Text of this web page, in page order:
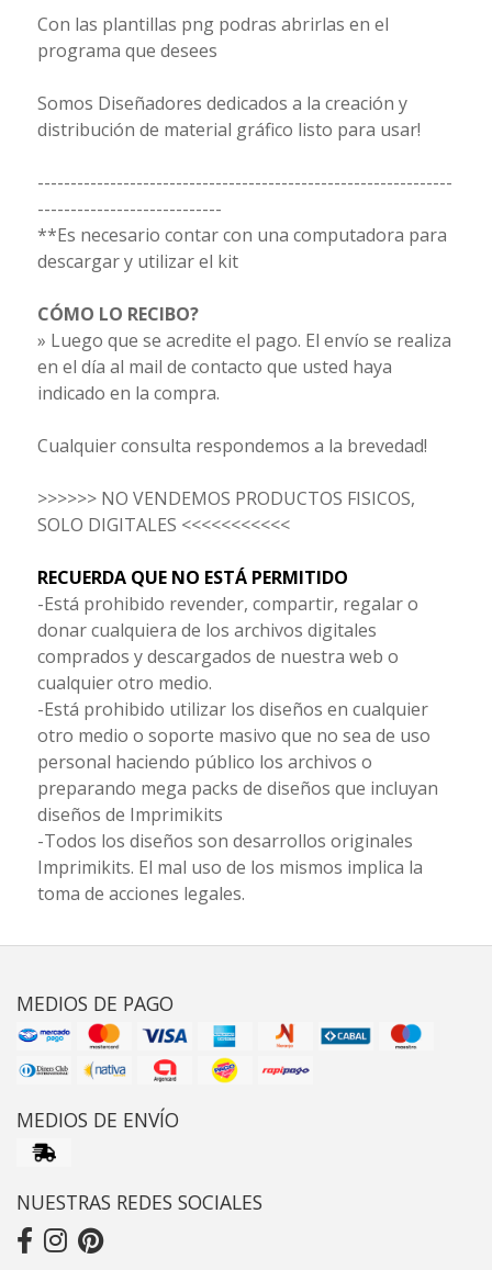
Con las plantillas png podras abrirlas en el
programa que desees
Somos Diseñadores dedicados a la creación y
distribución de material gráfico listo para usar!
---------------------------------------------------------------
----------------------------
**Es necesario contar con una computadora para
descargar y utilizar el kit
CÓMO LO RECIBO?
» Luego que se acredite el pago. El envío se realiza
en el día al mail de contacto que usted haya
indicado en la compra.
Cualquier consulta respondemos a la brevedad!
>>>>>> NO VENDEMOS PRODUCTOS FISICOS,
SOLO DIGITALES <<<<<<<<<<<
RECUERDA QUE NO ESTÁ PERMITIDO
-Está prohibido revender, compartir, regalar o
donar cualquiera de los archivos digitales
comprados y descargados de nuestra web o
cualquier otro medio.
-Está prohibido utilizar los diseños en cualquier
otro medio o soporte masivo que no sea de uso
personal haciendo público los archivos o
preparando mega packs de diseños que incluyan
diseños de Imprimikits
-Todos los diseños son desarrollos originales
Imprimikits. El mal uso de los mismos implica la
toma de acciones legales.
MEDIOS DE PAGO
MEDIOS DE ENVÍO
NUESTRAS REDES SOCIALES